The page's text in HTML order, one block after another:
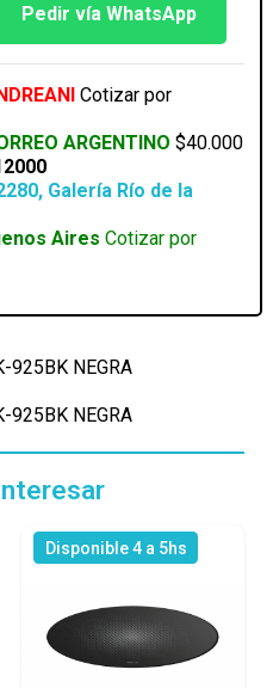
Pedir vía WhatsApp
Cotizar por
ARGENTINO $40.000
Galería Río de la
Aires Cotizar por
925BK NEGRA
925BK NEGRA
Disponible 4 a 5hs